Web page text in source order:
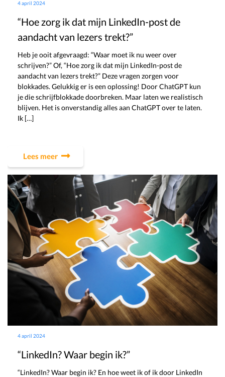
4 april 2024
“Hoe zorg ik dat mijn LinkedIn-post de
aandacht van lezers trekt?”
Heb je ooit afgevraagd: “Waar moet ik nu weer over
schrijven?” Of, “Hoe zorg ik dat mijn LinkedIn-post de
aandacht van lezers trekt?” Deze vragen zorgen voor
blokkades. Gelukkig er is een oplossing! Door ChatGPT kun
je die schrijfblokkade doorbreken. Maar laten we realistisch
blijven. Het is onverstandig alles aan ChatGPT over te laten.
Ik […]
Lees meer
4 april 2024
“LinkedIn? Waar begin ik?”
“LinkedIn? Waar begin ik? En hoe weet ik of ik door LinkedIn